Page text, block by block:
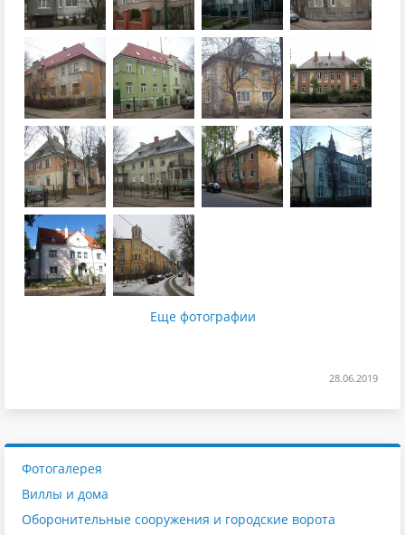
Еще фотографии
28.06.2019
Фотогалерея
Виллы и дома
Оборонительные сооружения и городские ворота